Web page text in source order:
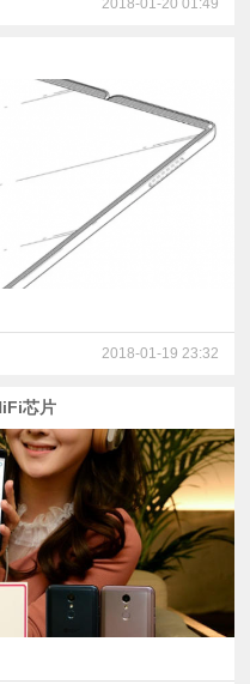
2018-01-20 01:49
2018-01-19 23:32
芯片